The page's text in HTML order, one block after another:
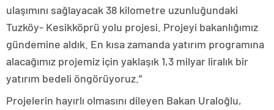
ulaşımını sağlayacak 38 kilometre uzunluğundaki
Tuzköy- Kesikköprü yolu projesi. Projeyi bakanlığımız
gündemine aldık. En kısa zamanda yatırım programına
alacağımız projemiz için yaklaşık 1,3 milyar liralık bir
yatırım bedeli öngörüyoruz.”
Projelerin hayırlı olmasını dileyen Bakan Uraloğlu,